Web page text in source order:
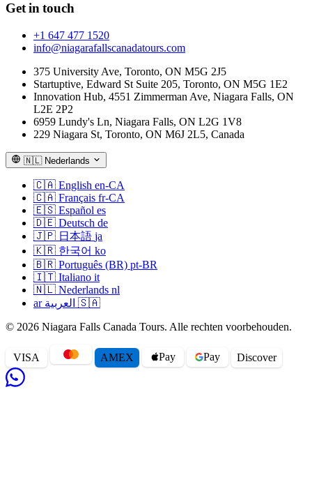
Get in touch
+1 647 477 1520
info@niagarafallscanadatours.com
375 University Ave, Toronto, ON M5G 2J5
Startuptive, Edward St Suite 205, Toronto, ON M5G 1E2
Innovation Hub, 4551 Zimmerman Ave, Niagara Falls, ON
L2E 2P2
6959 Lundy's Ln, Niagara Falls, ON L2G 1V8
229 Niagara St, Toronto, ON M6J 2L5, Canada
🇳🇱 Nederlands
🇨🇦 English en-CA
🇨🇦 Français fr-CA
🇪🇸 Español es
🇩🇪 Deutsch de
🇯🇵 日本語 ja
🇰🇷 한국어 ko
🇧🇷 Português (BR) pt-BR
🇮🇹 Italiano it
🇳🇱 Nederlands nl
🇸🇦 العربية ar
© 2026 Niagara Falls Canada Tours. Alle rechten voorbehouden.
VISA AMEX Pay Pay Discover